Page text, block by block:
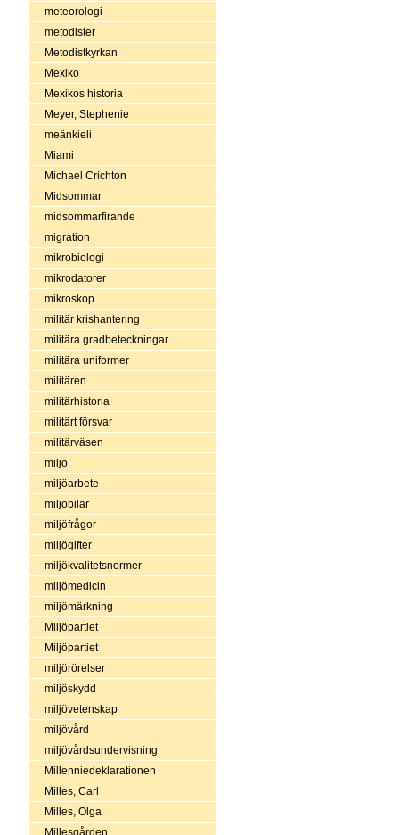
meteorologi
metodister
Metodistkyrkan
Mexiko
Mexikos historia
Meyer, Stephenie
meänkieli
Miami
Michael Crichton
Midsommar
midsommarfirande
migration
mikrobiologi
mikrodatorer
mikroskop
militär krishantering
militära gradbeteckningar
militära uniformer
militären
militärhistoria
militärt försvar
militärväsen
miljö
miljöarbete
miljöbilar
miljöfrågor
miljögifter
miljökvalitetsnormer
miljömedicin
miljömärkning
Miljöpartiet
Miljöpartiet
miljörörelser
miljöskydd
miljövetenskap
miljövård
miljövårdsundervisning
Millenniedeklarationen
Milles, Carl
Milles, Olga
Millesgården